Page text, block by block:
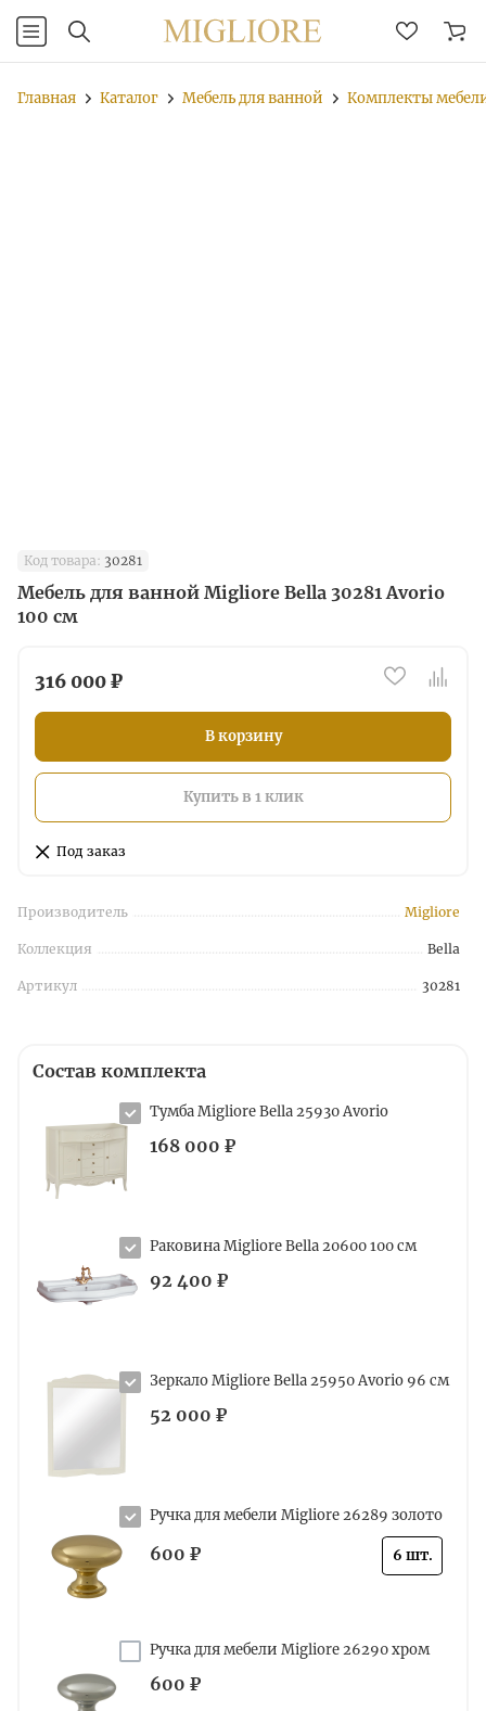
Главная Каталог Мебель для ванной Комплекты
Код товара: 30281
Мебель для ванной Migliore Bella 30281 Avorio
100 см
316 000 ₽
В корзину
Купить в 1 клик
Под заказ
Производитель Migliore
Коллекция Bella
Артикул 30281
Состав комплекта
168 000 ₽
Тумба Migliore Bella 25930 Avorio
92 400 ₽
Раковина Migliore Bella 20600 100 см
52 000 ₽
Зеркало Migliore Bella 25950 Avorio 96 см
600 ₽ 6 шт.
Ручка для мебели Migliore 26289 золото
600 ₽
Ручка для мебели Migliore 26290 хром